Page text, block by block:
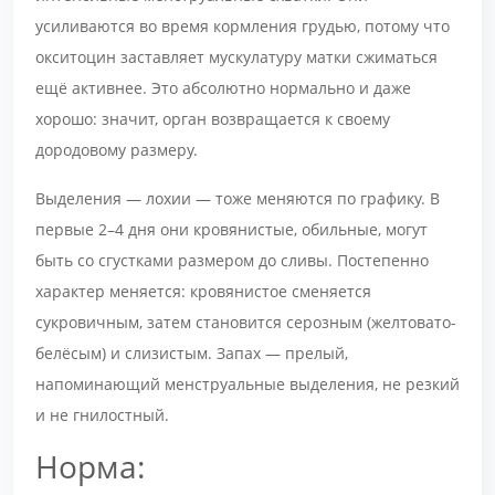
усиливаются во время кормления грудью, потому что
окситоцин заставляет мускулатуру матки сжиматься
ещё активнее. Это абсолютно нормально и даже
хорошо: значит, орган возвращается к своему
дородовому размеру.
Выделения — лохии — тоже меняются по графику. В
первые 2–4 дня они кровянистые, обильные, могут
быть со сгустками размером до сливы. Постепенно
характер меняется: кровянистое сменяется
сукровичным, затем становится серозным (желтовато-
белёсым) и слизистым. Запах — прелый,
напоминающий менструальные выделения, не резкий
и не гнилостный.
Норма: